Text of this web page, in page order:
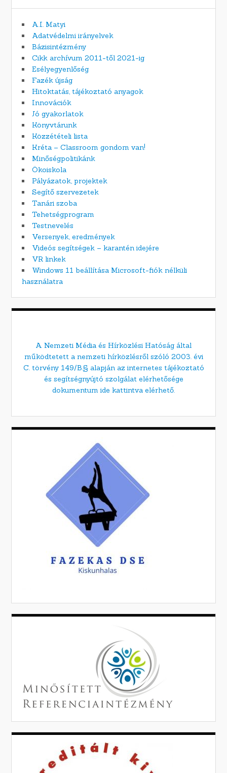
A.I. Matyi
Adatvédelmi irányelvek
Bázisintézmény
Cikk archívum 2011-től 2021-ig
Esélyegyenlőség
Fazék újság
Hitoktatás, tájékoztató anyagok
Innovációk
Jó gyakorlatok
Könyvtárunk
Közzétételi lista
Kréta – Classroom gondom van!
Minőségpolitikánk
Ökoiskola
Pályázatok, projektek
Segítő szervezetek
Tanári szoba
Tehetségprogram
Testnevelés
Versenyek, eredmények
Videós segítségek – karantén idejére
VR linkek
Windows 11 beállítása Microsoft-fiók nélküli
használatra
A Nemzeti Média és Hírközlési Hatóság által
működtetett a nemzeti hírközlésről szóló 2003. évi
C. törvény 149/B.§ alapján az internetes tájékoztató
és segítségnyújtó szolgálat elérhetősége
dokumentum ide kattintva elérhető.